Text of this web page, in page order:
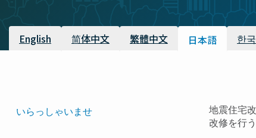
く
利用可能な翻訳
English 简体中文 繁體中文 日本語 한
Translated
いらっしゃいませ
地震住宅
改修を行